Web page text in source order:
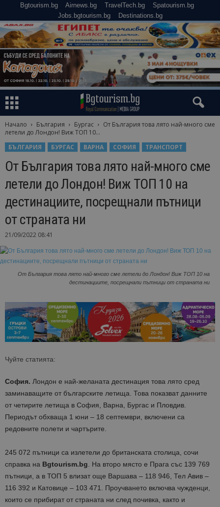
Bgtourism.bg Airnews.bg TravelTech.bg
Spatourism.bg
Jobs.bgtourism.bg
Destinations.bg
Начало България Бургас
От България това лято най-много сме
летели до Лондон! Виж ТОП 10...
БЪЛГАРИЯ
БУРГАС ВАРНА СОФИЯ ТРАНСПОРТ
От България това лято най-много сме
летели до Лондон! Виж ТОП 10 на
дестинациите, посрещнали пътници
от страната ни
21/09/2022 08:41
От България това лято най-много сме летели до Лондон! Виж ТОП 10 на
дестинациите, посрещнали пътници от страната ни
Чуйте статията:
София. Лондон е най-желаната дестинация това лято сред
заминаващите от българските летища. Това показват данните
от четирите летища в София, Варна, Бургас и Пловдив.
Периодът обхваща 1 юни – 18 септември, включени са
редовните полети и чартърите.
245 072 пътници са излетели до британската столица, сочи
справка на Bgtourism.bg. На второ място е Прага със 139 769
пътници, а в ТОП 5 влизат още Варшава – 118 946, Тел Авив –
116 392 и Катовице – 103 471. Проучването включва чужденци,
които се прибират от страната ни след почивка, както и